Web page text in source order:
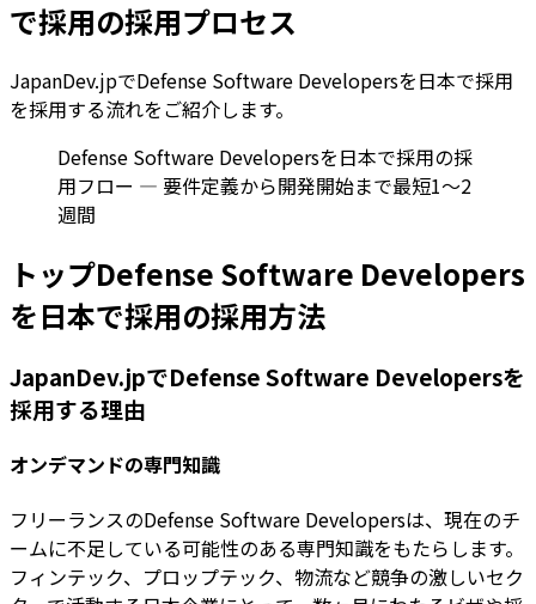
で採用の採用プロセス
JapanDev.jpでDefense Software Developersを日本で採用
を採用する流れをご紹介します。
Defense Software Developersを日本で採用の採
用フロー — 要件定義から開発開始まで最短1〜2
週間
トップDefense Software Developers
を日本で採用の採用方法
JapanDev.jpでDefense Software Developersを
採用する理由
オンデマンドの専門知識
フリーランスのDefense Software Developersは、現在のチ
ームに不足している可能性のある専門知識をもたらします。
フィンテック、プロップテック、物流など競争の激しいセク